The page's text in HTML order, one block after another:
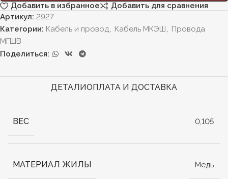
Добавить в избранное
Добавить для сравнения
Артикул: 2927
Категории: Кабель и провод Кабель МКЭШ
Провода
МГШВ
Поделиться:
ДЕТАЛИОПЛАТА И ДОСТАВКА
ВЕС 0,105
МАТЕРИАЛ ЖИЛЫ Медь